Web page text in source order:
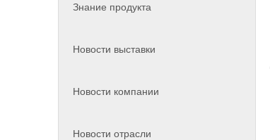
Знание продукта
Новости выставки
Новости компании
Новости отрасли